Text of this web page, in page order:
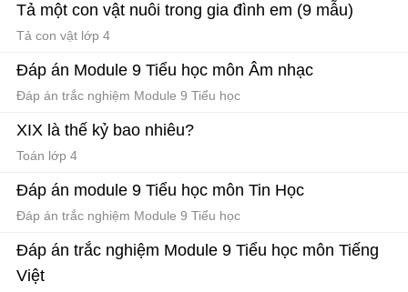
Tả một con vật nuôi trong gia đình em (9 mẫu)
Tả con vật lớp 4
Đáp án Module 9 Tiểu học môn Âm nhạc
Đáp án trắc nghiệm Module 9 Tiểu học
XIX là thế kỷ bao nhiêu?
Toán lớp 4
Đáp án module 9 Tiểu học môn Tin Học
Đáp án trắc nghiệm Module 9 Tiểu học
Đáp án trắc nghiệm Module 9 Tiểu học môn Tiếng
Việt